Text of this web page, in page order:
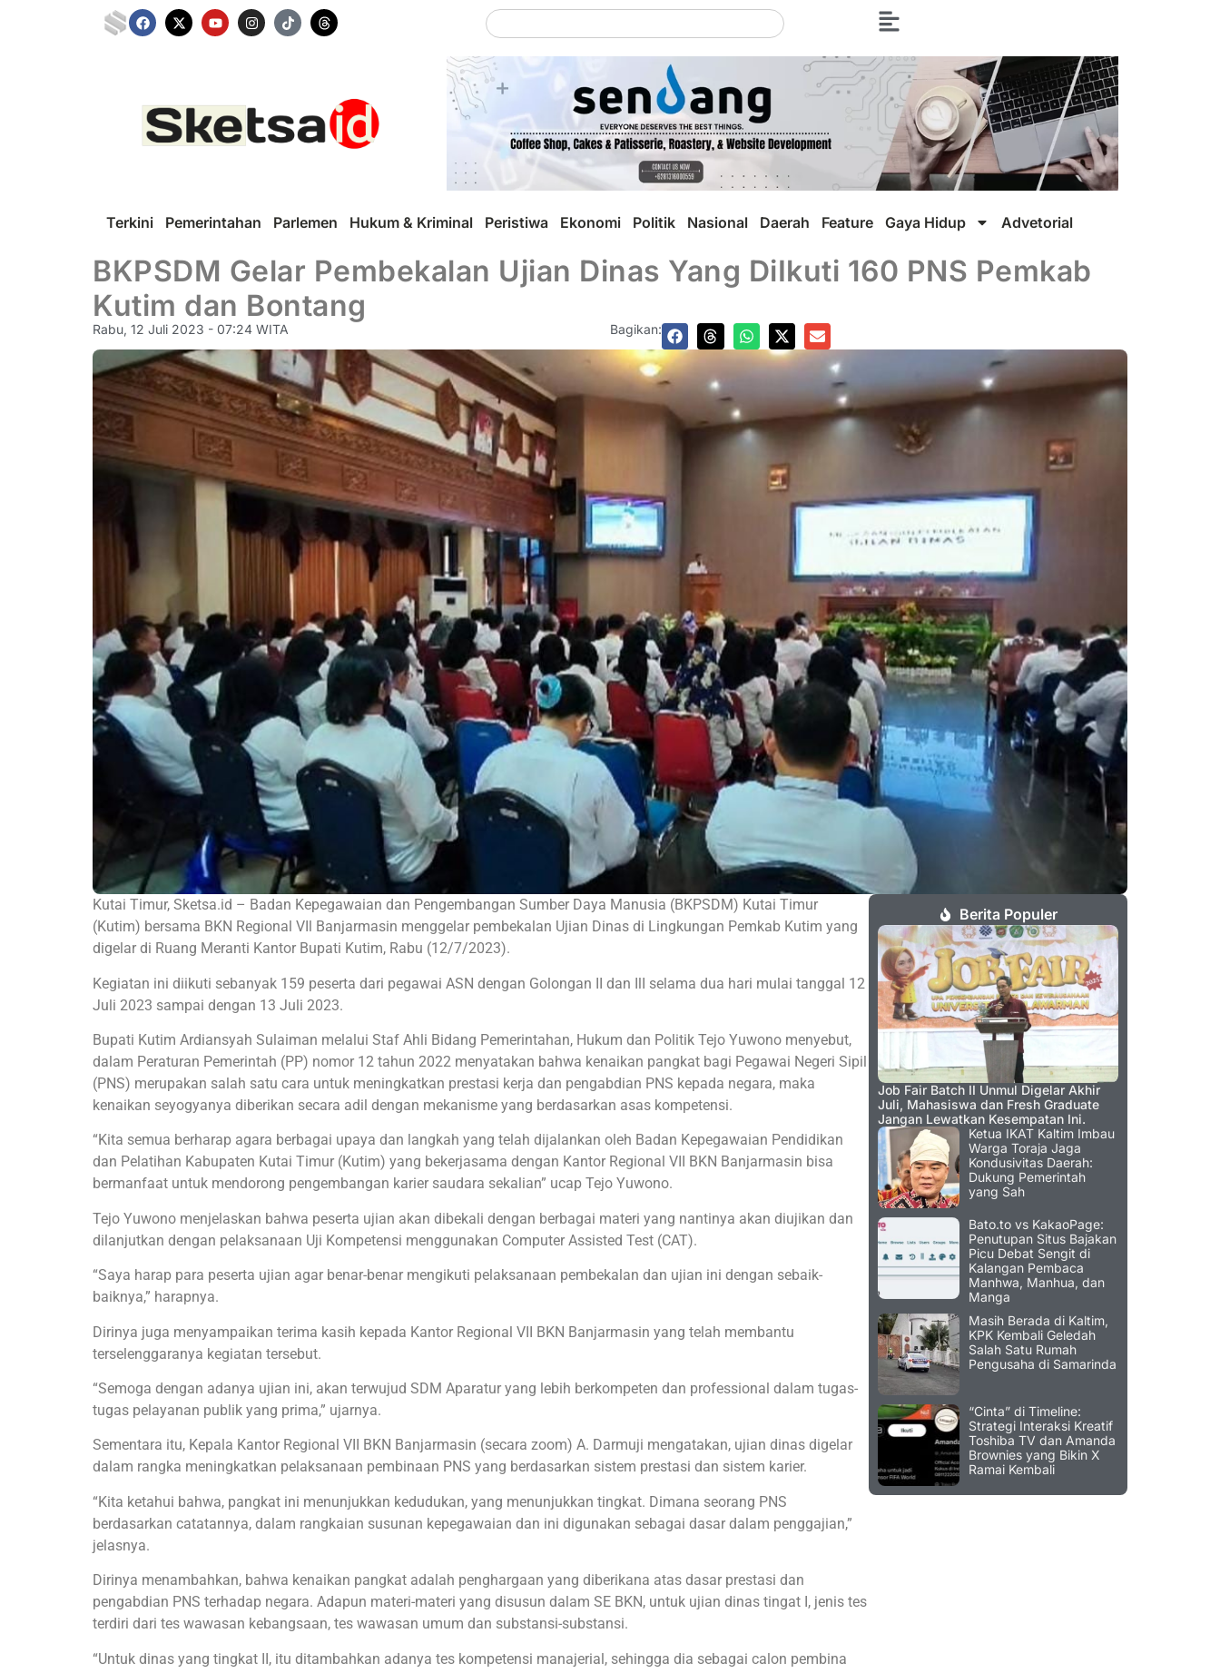
Terkini Pemerintahan Parlemen Hukum & Kriminal Peristiwa Ekonomi Politik Nasional Daerah Feature Gaya Hidup Advetorial
BKPSDM Gelar Pembekalan Ujian Dinas Yang DiIkuti 160 PNS Pemkab
Kutim dan Bontang
Rabu, 12 Juli 2023 - 07:24 WITA Bagikan:
Kutai Timur, Sketsa.id – Badan Kepegawaian dan Pengembangan Sumber Daya Manusia (BKPSDM) Kutai Timur
(Kutim) bersama BKN Regional VIl Banjarmasin menggelar pembekalan Ujian Dinas di Lingkungan Pemkab Kutim yang
digelar di Ruang Meranti Kantor Bupati Kutim, Rabu (12/7/2023).
Kegiatan ini diikuti sebanyak 159 peserta dari pegawai ASN dengan Golongan II dan IlI selama dua hari mulai tanggal 12
Juli 2023 sampai dengan 13 Juli 2023.
Bupati Kutim Ardiansyah Sulaiman melalui Staf Ahli Bidang Pemerintahan, Hukum dan Politik Tejo Yuwono menyebut,
dalam Peraturan Pemerintah (PP) nomor 12 tahun 2022 menyatakan bahwa kenaikan pangkat bagi Pegawai Negeri Sipil
(PNS) merupakan salah satu cara untuk meningkatkan prestasi kerja dan pengabdian PNS kepada negara, maka
kenaikan seyogyanya diberikan secara adil dengan mekanisme yang berdasarkan asas kompetensi.
“Kita semua berharap agara berbagai upaya dan langkah yang telah dijalankan oleh Badan Kepegawaian Pendidikan
dan Pelatihan Kabupaten Kutai Timur (Kutim) yang bekerjasama dengan Kantor Regional VII BKN Banjarmasin bisa
bermanfaat untuk mendorong pengembangan karier saudara sekalian” ucap Tejo Yuwono.
Tejo Yuwono menjelaskan bahwa peserta ujian akan dibekali dengan berbagai materi yang nantinya akan diujikan dan
dilanjutkan dengan pelaksanaan Uji Kompetensi menggunakan Computer Assisted Test (CAT).
“Saya harap para peserta ujian agar benar-benar mengikuti pelaksanaan pembekalan dan ujian ini dengan sebaik-
baiknya,” harapnya.
Dirinya juga menyampaikan terima kasih kepada Kantor Regional VII BKN Banjarmasin yang telah membantu
terselenggaranya kegiatan tersebut.
“Semoga dengan adanya ujian ini, akan terwujud SDM Aparatur yang lebih berkompeten dan professional dalam tugas-
tugas pelayanan publik yang prima,” ujarnya.
Sementara itu, Kepala Kantor Regional VII BKN Banjarmasin (secara zoom) A. Darmuji mengatakan, ujian dinas digelar
dalam rangka meningkatkan pelaksanaan pembinaan PNS yang berdasarkan sistem prestasi dan sistem karier.
“Kita ketahui bahwa, pangkat ini menunjukkan kedudukan, yang menunjukkan tingkat. Dimana seorang PNS
berdasarkan catatannya, dalam rangkaian susunan kepegawaian dan ini digunakan sebagai dasar dalam penggajian,”
jelasnya.
Dirinya menambahkan, bahwa kenaikan pangkat adalah penghargaan yang diberikana atas dasar prestasi dan
pengabdian PNS terhadap negara. Adapun materi-materi yang disusun dalam SE BKN, untuk ujian dinas tingat I, jenis tes
terdiri dari tes wawasan kebangsaan, tes wawasan umum dan substansi-substansi.
“Untuk dinas yang tingkat II, itu ditambahkan adanya tes kompetensi manajerial, sehingga dia sebagai calon pembina
Berita Populer
Job Fair Batch II Unmul Digelar Akhir
Juli, Mahasiswa dan Fresh Graduate
Jangan Lewatkan Kesempatan Ini.
Ketua IKAT Kaltim Imbau
Warga Toraja Jaga
Kondusivitas Daerah:
Dukung Pemerintah
yang Sah
Bato.to vs KakaoPage:
Penutupan Situs Bajakan
Picu Debat Sengit di
Kalangan Pembaca
Manhwa, Manhua, dan
Manga
Masih Berada di Kaltim,
KPK Kembali Geledah
Salah Satu Rumah
Pengusaha di Samarinda
“Cinta” di Timeline:
Strategi Interaksi Kreatif
Toshiba TV dan Amanda
Brownies yang Bikin X
Ramai Kembali